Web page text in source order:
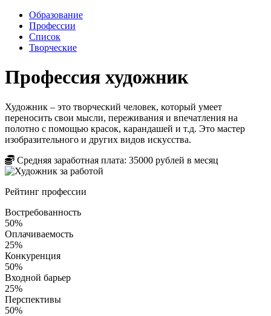
Образование
Профессии
Список
Творческие
Профессия художник
Художник – это творческий человек, который умеет
переносить свои мысли, переживания и впечатления на
полотно с помощью красок, карандашей и т.д. Это мастер
изобразительного и других видов искусства.
Средняя заработная плата: 35000 рублей в месяц
Рейтинг профессии
Востребованность
50%
Оплачиваемость
25%
Конкуренция
50%
Входной барьер
25%
Перспективы
50%